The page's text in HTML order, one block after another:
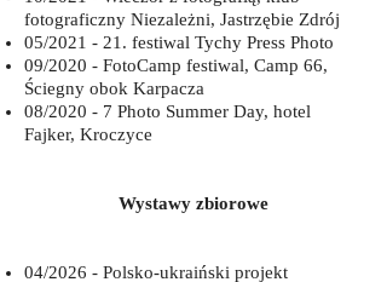
fotograficzny Niezależni, Jastrzębie Zdrój
05/2021 - 21. festiwal Tychy Press Photo
09/2020 - FotoCamp festiwal, Camp 66,
Ściegny obok Karpacza
08/2020 - 7 Photo Summer Day, hotel
Fajker, Kroczyce
Wystawy zbiorowe
04/2026 - Polsko-ukraiński projekt